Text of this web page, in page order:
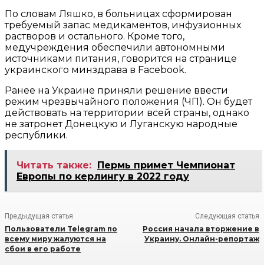
По словам Ляшко, в больницах сформирован
требуемый запас медикаментов, инфузионных
растворов и остального. Кроме того,
медучреждения обеспечили автономными
источниками питания, говорится на странице
украинского минздрава в Facebook.
Ранее на Украине приняли решение ввести
режим чрезвычайного положения (ЧП). Он будет
действовать на территории всей страны, однако
не затронет Донецкую и Луганскую народные
республики.
Читать также: Пермь примет Чемпионат
Европы по керлингу в 2022 году
Предыдущая статья
Пользователи Telegram по
всему миру жалуются на
сбои в его работе
Следующая статья
Россия начала вторжение в
Украину. Онлайн-репортаж